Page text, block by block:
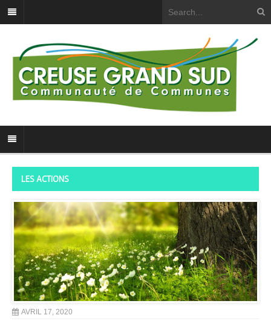
LES ACTIONS
AVRIL 17, 2020